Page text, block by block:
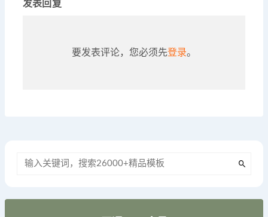
发表回复
要发表评论，您必须先登录。